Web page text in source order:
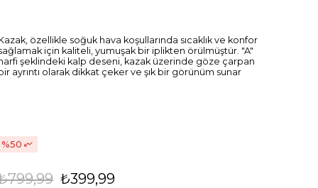
özellikle soğuk hava koşullarında sıcaklık ve konfor
için kaliteli, yumuşak bir iplikten örülmüştür. "A"
şeklindeki kalp deseni, kazak üzerinde göze çarpan
ayrıntı olarak dikkat çeker ve şık bir görünüm sunar
50
₺399,99